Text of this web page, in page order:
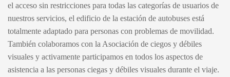
el acceso sin restricciones para todas las categorías de usuarios de
nuestros servicios, el edificio de la estación de autobuses está
totalmente adaptado para personas con problemas de movilidad.
También colaboramos con la Asociación de ciegos y débiles
visuales y activamente participamos en todos los aspectos de
asistencia a las personas ciegas y débiles visuales durante el viaje.